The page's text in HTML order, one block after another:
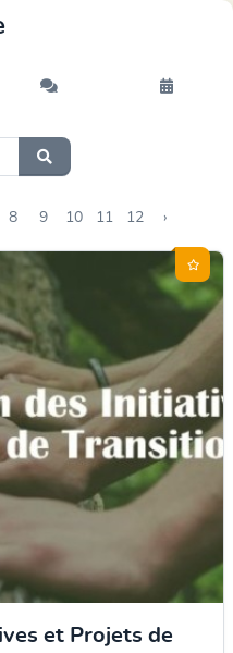
8 9 10 11 12 ›
et Projets de